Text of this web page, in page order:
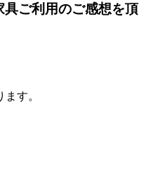
ご利用のご感想を頂
す。